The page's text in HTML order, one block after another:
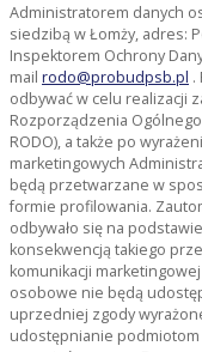
Administratorem danych
siedzibą w Łomży, adres:
Inspektorem Ochrony
mail rodo@probudpsb.pl .
odbywać w celu realizacji
Rozporządzenia
RODO), a także po
marketingowych
będą przetwarzane w
formie profilowania.
odbywało się na
konsekwencją takiego
komunikacji
osobowe nie będą
uprzedniej zgody
udostępnianie